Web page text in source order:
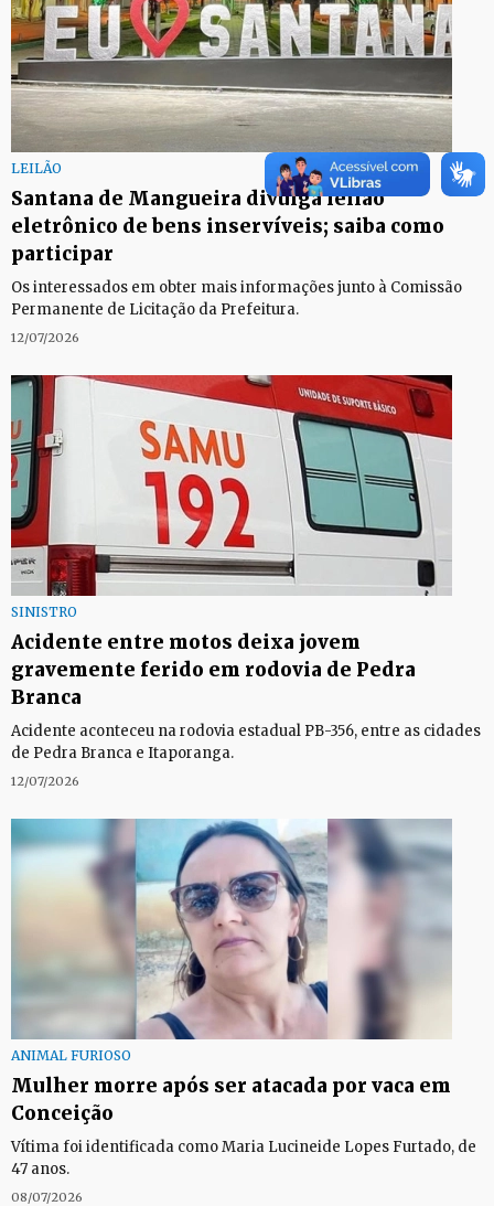
LEILÃO
Santana de Mangueira divulga leilão
eletrônico de bens inservíveis; saiba como
participar
Os interessados em obter mais informações junto à Comissão
Permanente de Licitação da Prefeitura.
12/07/2026
SINISTRO
Acidente entre motos deixa jovem
gravemente ferido em rodovia de Pedra
Branca
Acidente aconteceu na rodovia estadual PB-356, entre as cidades
de Pedra Branca e Itaporanga.
12/07/2026
ANIMAL FURIOSO
Mulher morre após ser atacada por vaca em
Conceição
Vítima foi identificada como Maria Lucineide Lopes Furtado, de
47 anos.
08/07/2026